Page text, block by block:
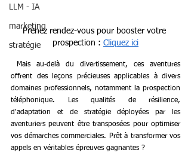
LLM - IA
marketing
stratégie
Prenez rendez-vous pour booster votre
prospection : Cliquez ici
offrent des leçons précieuses applicables à divers
domaines professionnels, notamment la prospection
téléphonique. Les qualités de résilience,
d'adaptation et de stratégie déployées par les
aventuriers peuvent être transposées pour optimiser
vos démarches commerciales. Prêt à transformer vos
appels en véritables épreuves gagnantes ?